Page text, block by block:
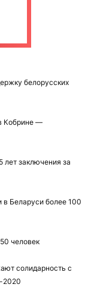
белорусских
Кобрине —
лет заключения за
в Беларуси более 100
человек
солидарность с
2020